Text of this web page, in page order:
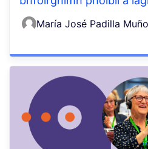
María José Padilla